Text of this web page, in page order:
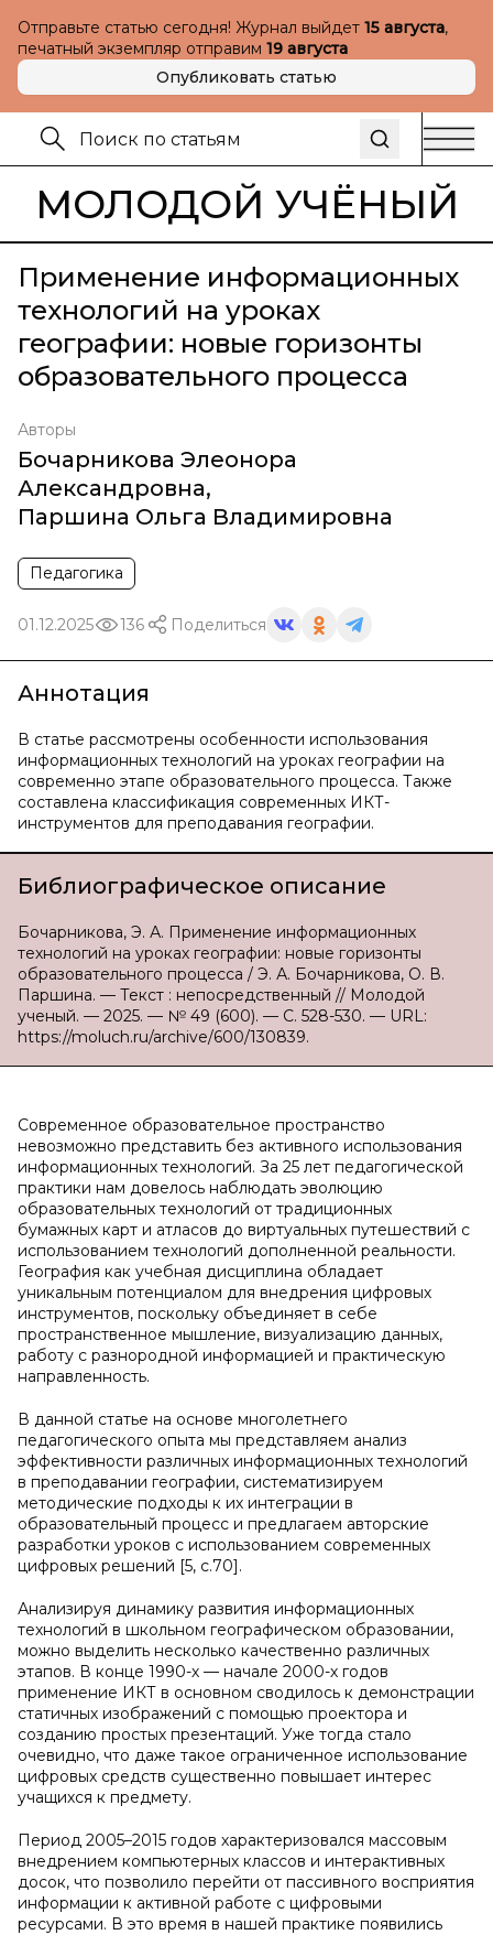
Отправьте статью сегодня! Журнал выйдет 15 августа,
печатный экземпляр отправим 19 августа
Опубликовать статью
МОЛОДОЙ УЧЁНЫЙ
Применение информационных
технологий на уроках
географии: новые горизонты
образовательного процесса
Авторы
Бочарникова Элеонора
Александровна,
Паршина Ольга Владимировна
Педагогика
01.12.2025 136 Поделиться
Аннотация
В статье рассмотрены особенности использования
информационных технологий на уроках географии на
современно этапе образовательного процесса. Также
составлена классификация современных ИКТ-
инструментов для преподавания географии.
Библиографическое описание
Бочарникова, Э. А. Применение информационных
технологий на уроках географии: новые горизонты
образовательного процесса / Э. А. Бочарникова, О. В.
Паршина. — Текст : непосредственный // Молодой
ученый. — 2025. — № 49 (600). — С. 528-530. — URL:
https://moluch.ru/archive/600/130839.
Современное образовательное пространство
невозможно представить без активного использования
информационных технологий. За 25 лет педагогической
практики нам довелось наблюдать эволюцию
образовательных технологий от традиционных
бумажных карт и атласов до виртуальных путешествий с
использованием технологий дополненной реальности.
География как учебная дисциплина обладает
уникальным потенциалом для внедрения цифровых
инструментов, поскольку объединяет в себе
пространственное мышление, визуализацию данных,
работу с разнородной информацией и практическую
направленность.
В данной статье на основе многолетнего
педагогического опыта мы представляем анализ
эффективности различных информационных технологий
в преподавании географии, систематизируем
методические подходы к их интеграции в
образовательный процесс и предлагаем авторские
разработки уроков с использованием современных
цифровых решений [5, c.70].
Анализируя динамику развития информационных
технологий в школьном географическом образовании,
можно выделить несколько качественно различных
этапов. В конце 1990-х — начале 2000-х годов
применение ИКТ в основном сводилось к демонстрации
статичных изображений с помощью проектора и
созданию простых презентаций. Уже тогда стало
очевидно, что даже такое ограниченное использование
цифровых средств существенно повышает интерес
учащихся к предмету.
Период 2005–2015 годов характеризовался массовым
внедрением компьютерных классов и интерактивных
досок, что позволило перейти от пассивного восприятия
информации к активной работе с цифровыми
ресурсами. В это время в нашей практике появились